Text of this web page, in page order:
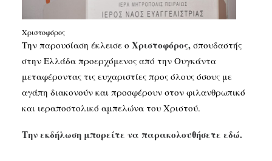
Χριστοφόρος
Την παρουσίαση έκλεισε ο Χριστοφόρος, σπουδαστής
στην Ελλάδα προερχόμενος από την Ουγκάντα
μεταφέροντας τις ευχαριστίες προς όλους όσους με
αγάπη διακονούν και προσφέρουν στον φιλανθρωπικό
και ιεραποστολικό αμπελώνα του Χριστού.
Την εκδήλωση μπορείτε να παρακολουθήσετε εδώ.